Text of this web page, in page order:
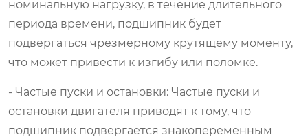
номинальную нагрузку, в течение длительного
периода времени, подшипник будет
подвергаться чрезмерному крутящему моменту,
что может привести к изгибу или поломке.
- Частые пуски и остановки: Частые пуски и
остановки двигателя приводят к тому, что
подшипник подвергается знакопеременным